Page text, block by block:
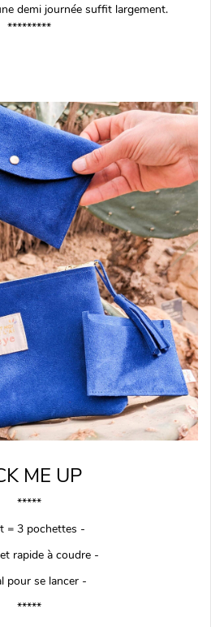
demi journée suffit largement.
*********
ME UP
*****
= 3 pochettes -
rapide à coudre -
pour se lancer -
*****